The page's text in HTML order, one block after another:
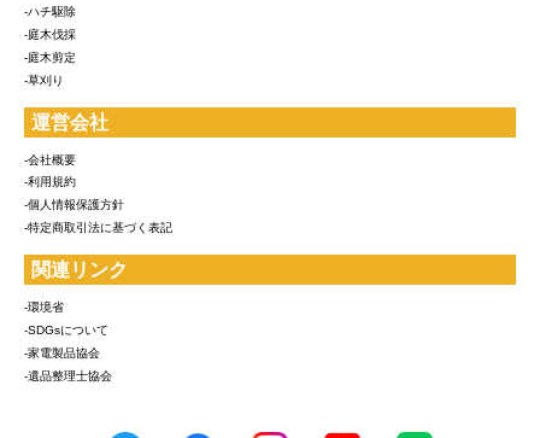
-ハチ駆除
-庭木伐採
-庭木剪定
-草刈り
運営会社
-会社概要
-利用規約
-個人情報保護方針
-特定商取引法に基づく表記
関連リンク
-環境省
-SDGsについて
-家電製品協会
-遺品整理士協会